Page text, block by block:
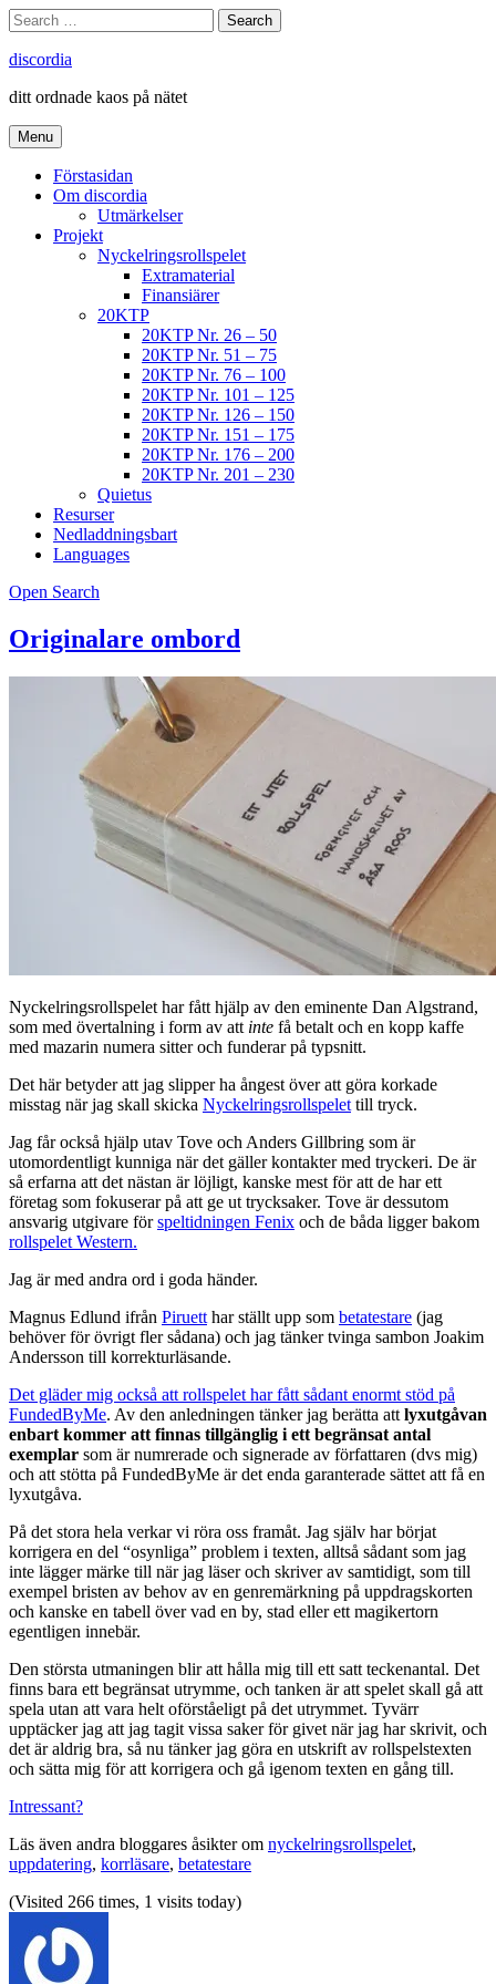
Skip
to
content
Search
Search
for:
discordia
ditt ordnade kaos på nätet
Menu
Förstasidan
Om discordia
Utmärkelser
Projekt
Nyckelringsrollspelet
Extramaterial
Finansiärer
20KTP
20KTP Nr. 26 – 50
20KTP Nr. 51 – 75
20KTP Nr. 76 – 100
20KTP Nr. 101 – 125
20KTP Nr. 126 – 150
20KTP Nr. 151 – 175
20KTP Nr. 176 – 200
20KTP Nr. 201 – 230
Quietus
Resurser
Nedladdningsbart
Languages
Open Search
Originalare ombord
Nyckelringsrollspelet har fått hjälp av den eminente Dan Algstrand,
som med övertalning i form av att inte få betalt och en kopp kaffe
med mazarin numera sitter och funderar på typsnitt.
Det här betyder att jag slipper ha ångest över att göra korkade
misstag när jag skall skicka Nyckelringsrollspelet till tryck.
Jag får också hjälp utav Tove och Anders Gillbring som är
utomordentligt kunniga när det gäller kontakter med tryckeri. De är
så erfarna att det nästan är löjligt, kanske mest för att de har ett
företag som fokuserar på att ge ut trycksaker. Tove är dessutom
ansvarig utgivare förspeltidningen Fenix och de båda ligger bakom
rollspelet Western.
Jag är med andra ord i goda händer.
Magnus Edlund ifrån Piruett har ställt upp som betatestare (jag
behöver för övrigt fler sådana) och jag tänker tvinga sambon Joakim
Andersson till korrekturläsande.
Det gläder mig också att rollspelet har fått sådant enormt stöd på
FundedByMe. Av den anledningen tänker jag berätta att lyxutgåvan
enbart kommer att finnas tillgänglig i ett begränsat antal
exemplar som är numrerade och signerade av författaren (dvs mig)
och att stötta på FundedByMe är det enda garanterade sättet att få en
lyxutgåva.
På det stora hela verkar vi röra oss framåt. Jag själv har börjat
korrigera en del “osynliga” problem i texten, alltså sådant som jag
inte lägger märke till när jag läser och skriver av samtidigt, som till
exempel bristen av behov av en genremärkning på uppdragskorten
och kanske en tabell över vad en by, stad eller ett magikertorn
egentligen innebär.
Den största utmaningen blir att hålla mig till ett satt teckenantal. Det
finns bara ett begränsat utrymme, och tanken är att spelet skall gå att
spela utan att vara helt oförståeligt på det utrymmet. Tyvärr
upptäcker jag att jag tagit vissa saker för givet när jag har skrivit, och
det är aldrig bra, så nu tänker jag göra en utskrift av rollspelstexten
och sätta mig för att korrigera och gå igenom texten en gång till.
Intressant?
Läs även andra bloggares åsikter om nyckelringsrollspelet,
uppdatering, korrläsare, betatestare
(Visited 266 times, 1 visits today)